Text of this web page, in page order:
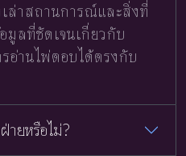
ล่าสถานการณ์และสิ่งที่
มูลที่ชัดเจนเกี่ยวกับ
อ่านไพ่ตอบได้ตรงกับ
ายหรือไม่?